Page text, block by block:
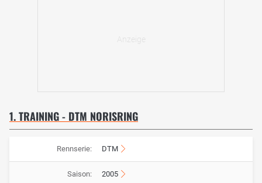
1. TRAINING - DTM NORISRING
Rennserie: DTM
Saison: 2005